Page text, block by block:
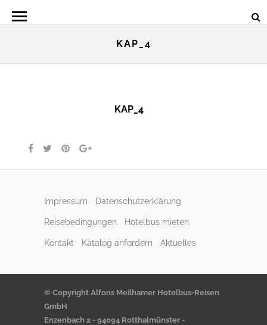
KAP_4
KAP_4
Impressum Datenschutzerklärung
Reisebedingungen Hotelbus mieten
Kontakt Katalog anfordern Aktuelles
© Copyright Alfons Meilhamer Hotelbus-Reisen
GmbH
Enzenbach 2 - 94094 Rotthalmünster -